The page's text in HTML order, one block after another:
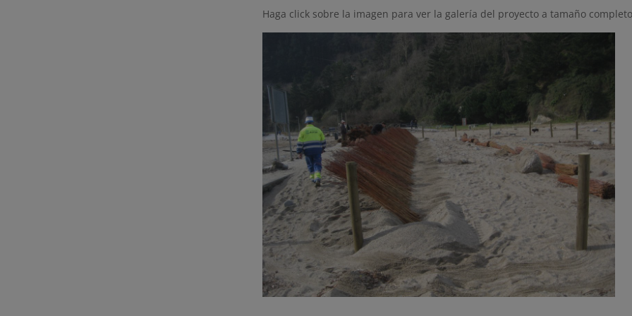
Haga click sobre la imagen para ver la galería del proyecto a tamaño